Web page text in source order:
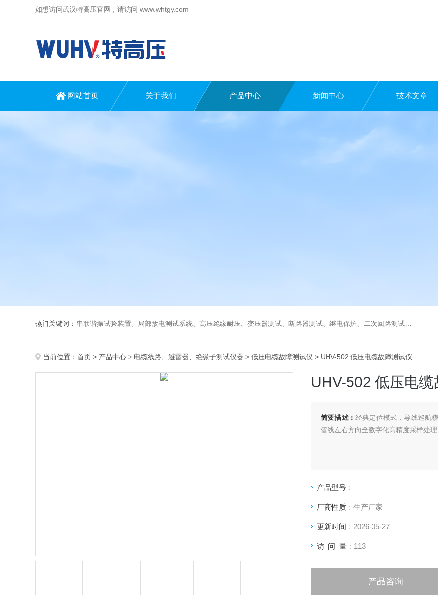
如想访问武汉特高压官网，请访问 www.whtgy.com
网站首页 关于我们 产品中心 新闻中心 技术文章
热门关键词： 串联谐振试验装置、局部放电测试系统、高压绝缘耐压、变压器测试、断路器测试、继电保护、二次回路测试、电
当前位置： 首页 > 产品中心 > 电缆线路、避雷器、绝缘子测试仪器 > 低压电缆故障测试仪 > UHV-502 低压电缆故障测试仪
UHV-502 低压电
简要描述： 经典定位模式，导线巡航
管线左右方向全数字化高精度采样处
产品型号：
厂商性质： 生产厂家
更新时间： 2026-05-27
访 问 量： 113
产品咨询